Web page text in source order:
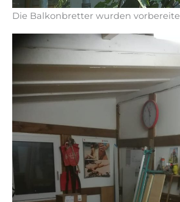
Die Balkonbretter wurden